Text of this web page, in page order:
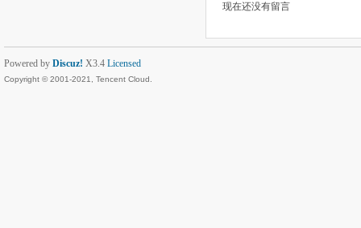
现在还没有留言
Powered by Discuz! X3.4 Licensed
Copyright © 2001-2021, Tencent Cloud.